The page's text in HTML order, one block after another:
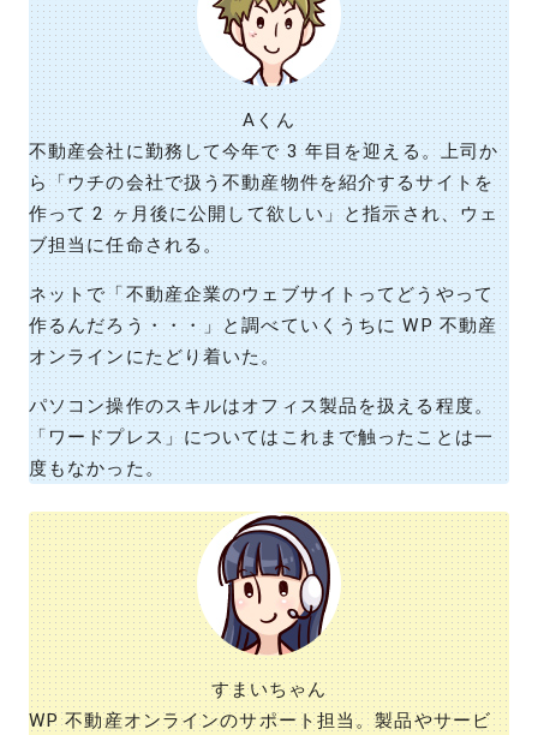
Aくん
不動産会社に勤務して今年で 3 年目を迎える。上司か
ら「ウチの会社で扱う不動産物件を紹介するサイトを
作って 2 ヶ月後に公開して欲しい」と指示され、ウェ
ブ担当に任命される。
ネットで「不動産企業のウェブサイトってどうやって
作るんだろう・・・」と調べていくうちに WP 不動産
オンラインにたどり着いた。
パソコン操作のスキルはオフィス製品を扱える程度。
「ワードプレス」についてはこれまで触ったことは一
度もなかった。
すまいちゃん
WP 不動産オンラインのサポート担当。製品やサービ